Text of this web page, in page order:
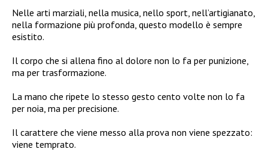
Nelle arti marziali, nella musica, nello sport, nell’artigianato,
nella formazione più profonda, questo modello è sempre
esistito.
Il corpo che si allena fino al dolore non lo fa per punizione,
ma per trasformazione.
La mano che ripete lo stesso gesto cento volte non lo fa
per noia, ma per precisione.
Il carattere che viene messo alla prova non viene spezzato:
viene temprato.